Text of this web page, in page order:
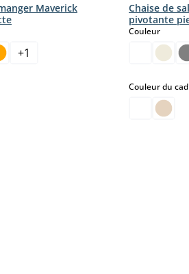
moment.)
Maverick
+1
n'est pas disponible pour le moment.)
Chaise de
pivotante
Couleurselect
Couleur du